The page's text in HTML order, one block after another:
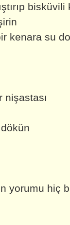
kenara su
nişastası
dökün
yorumu hiç